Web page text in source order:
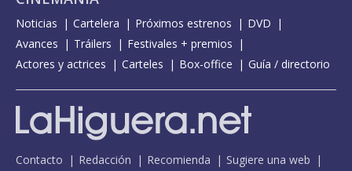
Noticias Cartelera Próximos estrenos
DVD
Avances
Tráilers
Festivales + premios
Actores y actrices
Carteles Box-office Guía / directorio
Contacto Redacción Recomienda
Sugiere una web